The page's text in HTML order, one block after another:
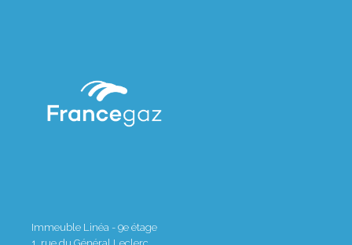
Immeuble Linéa - 9e étage